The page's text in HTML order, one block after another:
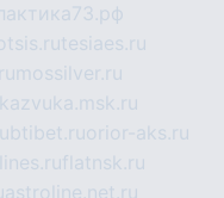
tesiaes.ru
mossilver.ru
orior-aks.ru
flatnsk.ru
astroline.net.ru